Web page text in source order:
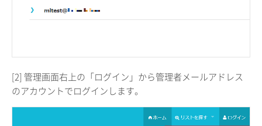
[2] 管理画面右上の「ログイン」から管理者メールアドレス
のアカウントでログインします。